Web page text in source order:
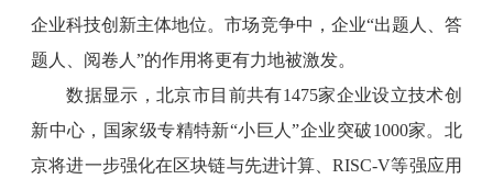
企业科技创新主体地位。市场竞争中，企业“出题人、答
题人、阅卷人”的作用将更有力地被激发。
数据显示，北京市目前共有1475家企业设立技术创
新中心，国家级专精特新“小巨人”企业突破1000家。北
京将进一步强化在区块链与先进计算、RISC-V等强应用